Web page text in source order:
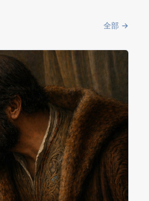
全部 →